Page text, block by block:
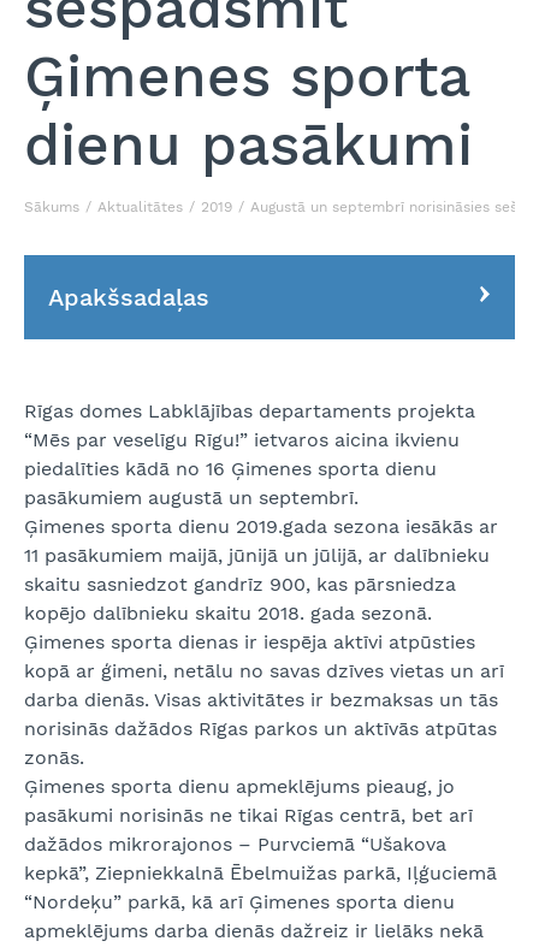
Ģimenes sporta
dienu pasākumi
Sākums Aktualitātes 2019 Augustā un septembrī norisināsies
Apakšsadaļas
Rīgas domes Labklājības departaments projekta
“Mēs par veselīgu Rīgu!” ietvaros aicina ikvienu
piedalīties kādā no 16 Ģimenes sporta dienu
pasākumiem augustā un septembrī.
Ģimenes sporta dienu 2019.gada sezona iesākās ar
11 pasākumiem maijā, jūnijā un jūlijā, ar dalībnieku
skaitu sasniedzot gandrīz 900, kas pārsniedza
kopējo dalībnieku skaitu 2018. gada sezonā.
Ģimenes sporta dienas ir iespēja aktīvi atpūsties
kopā ar ģimeni, netālu no savas dzīves vietas un arī
darba dienās. Visas aktivitātes ir bezmaksas un tās
norisinās dažādos Rīgas parkos un aktīvās atpūtas
zonās.
Ģimenes sporta dienu apmeklējums pieaug, jo
pasākumi norisinās ne tikai Rīgas centrā, bet arī
dažādos mikrorajonos – Purvciemā “Ušakova
kepkā”, Ziepniekkalnā Ēbelmuižas parkā, Iļģuciemā
“Nordeķu” parkā, kā arī Ģimenes sporta dienu
apmeklējums darba dienās dažreiz ir lielāks nekā